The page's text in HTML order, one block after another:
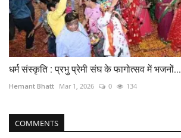
धर्म संस्कृति : प्रभु प्रेमी संघ के फागोत्सव में भजनों...
Hemant Bhatt Mar 1, 2026 0 134
COMMENTS